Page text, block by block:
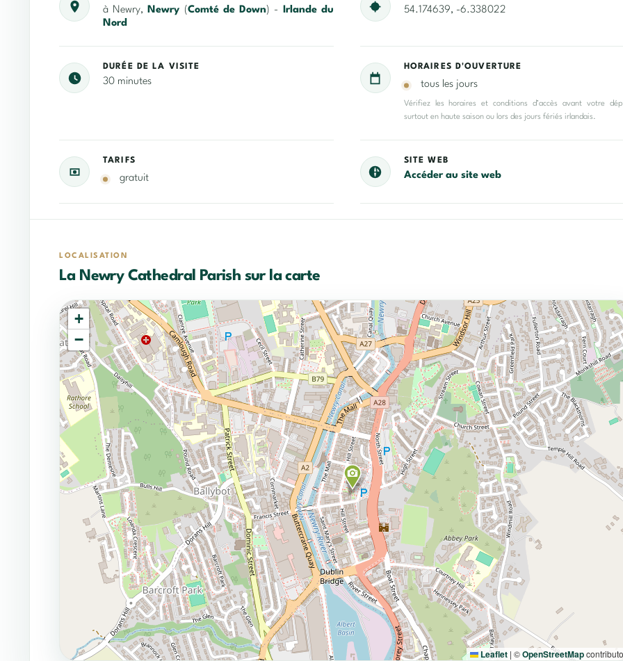
à Newry,Newry (Comté de Down) - Irlande du
Nord
54.174639, -6.338022
DURÉE DE LA VISITE
30 minutes
HORAIRES D'OUVERTURE
tous les jours
Vérifiez les horaires et conditions d’accès avant votre
surtout en haute saison ou lors des jours fériés irlandais.
TARIFS
gratuit
SITE WEB
Accéder au site web
LOCALISATION
La Newry Cathedral Parish sur la carte
+
−
Leaflet | ©OpenStreetMap